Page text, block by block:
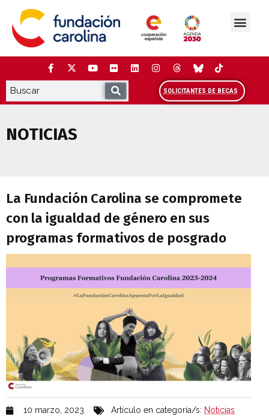
contenido
SOLICITANTES DE BECAS
NOTICIAS
La Fundación Carolina se compromete
con la igualdad de género en sus
programas formativos de posgrado
10 marzo, 2023 Artículo en categoría/s: Noticias